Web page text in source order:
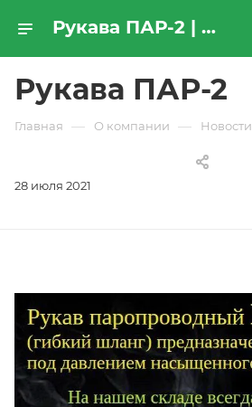
Рукава ПАР-2 | Новости компании «ПРОМРЕСУРССЕРВИС»
Рукава ПАР-2
Главная — О компании — Новости
28 июля 2021